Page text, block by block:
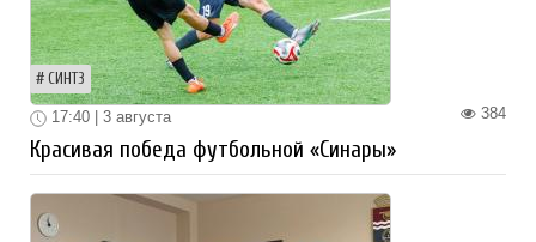
СИНТЗ
384
17:40 | 3 августа
Красивая победа футбольной «Синары»